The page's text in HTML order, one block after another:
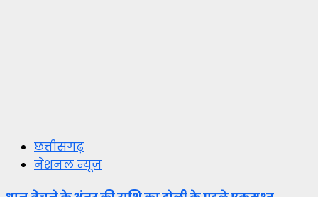
छत्तीसगढ़
नेशनल न्यूज़